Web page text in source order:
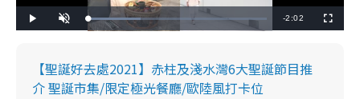
l
n
e
L
o
:
2
9
.
R
m
-2:02
u
【聖誕好去處2021】赤柱及淺水灣6大聖誕節目推
介 聖誕市集/限定極光餐廳/歐陸風打卡位